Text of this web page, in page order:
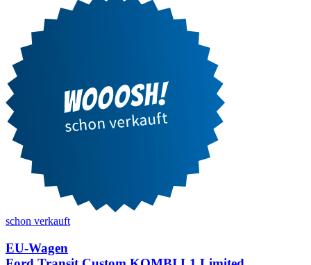
schon verkauft
EU-Wagen